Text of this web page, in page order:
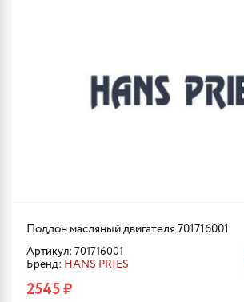
Поддон масляный двигателя 701716001
Артикул: 701716001
Бренд: HANS PRIES
2545 ₽